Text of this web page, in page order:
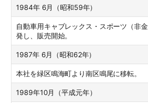
1984年 6月（昭和59年）
自動車用キャブレックス・スポーツ（非
発し、販売開始。
1987年 6月（昭和62年）
本社を緑区鳴海町より南区鳴尾に移転。
1989年10月（平成元年）